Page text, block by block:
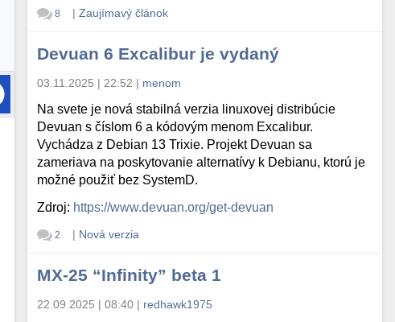
8 | Zaujímavý článok
Devuan 6 Excalibur je vydaný
03.11.2025 | 22:52 | menom
Na svete je nová stabilná verzia linuxovej distribúcie
Devuan s číslom 6 a kódovým menom Excalibur.
Vychádza z Debian 13 Trixie. Projekt Devuan sa
zameriava na poskytovanie alternatívy k Debianu, ktorú je
možné použiť bez SystemD.
Zdroj: https://www.devuan.org/get-devuan
2 | Nová verzia
MX-25 “Infinity” beta 1
22.09.2025 | 08:40 | redhawk1975